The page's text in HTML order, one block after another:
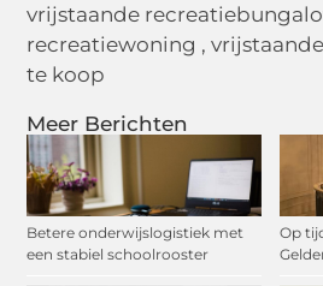
Meer Berichten
Betere onderwijslogistiek met
een stabiel schoolrooster
Op
vrijstaande
recreatiewoning ,
te koop